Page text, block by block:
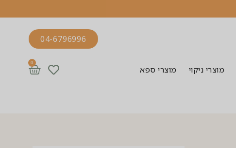
04-6796996
מוצרי ניקוי מוצרי ספא
0